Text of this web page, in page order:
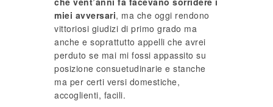
miei avversari, ma che oggi rendono
vittoriosi giudizi di primo grado ma
anche e soprattutto appelli che avrei
perduto se mai mi fossi appassito su
posizione consuetudinarie e stanche
ma per certi versi domestiche,
accoglienti, facili.